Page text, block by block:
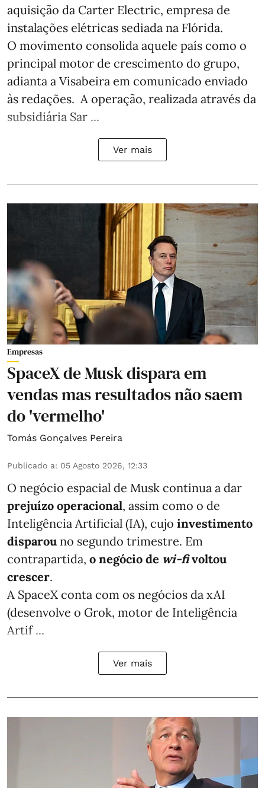
aquisição da Carter Electric, empresa de
instalações elétricas sediada na Flórida.
O movimento consolida aquele país como o
principal motor de crescimento do grupo,
adianta a Visabeira em comunicado enviado
às redações. A operação, realizada através da
subsidiária Sar ...
Ver mais
Empresas
SpaceX de Musk dispara em
vendas mas resultados não saem
do 'vermelho'
Tomás Gonçalves Pereira
Publicado a: 05 Agosto 2026, 12:33
O negócio espacial de Musk continua a dar
prejuízo operacional, assim como o de
Inteligência Artificial (IA), cujo investimento
disparou no segundo trimestre. Em
contrapartida, o negócio de wi-fivoltou
crescer.
A SpaceX conta com os negócios da xAI
(desenvolve o Grok, motor de Inteligência
Artif ...
Ver mais